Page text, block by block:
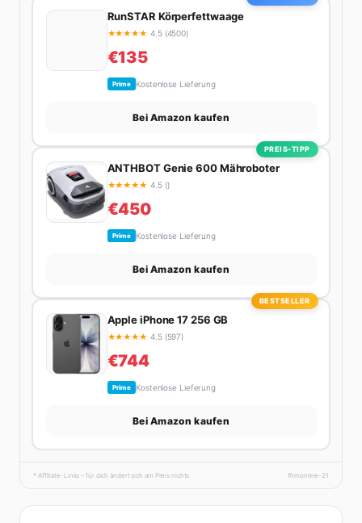
RunSTAR Körperfettwaage
★★★★★ 4.5 (4500)
€135
Prime Kostenlose Lieferung
Bei Amazon kaufen
PREIS-TIPP
ANTHBOT Genie 600 Mähroboter
★★★★★ 4.5 ()
€450
Prime Kostenlose Lieferung
Bei Amazon kaufen
BESTSELLER
Apple iPhone 17 256 GB
★★★★★ 4.5 (597)
€744
Prime Kostenlose Lieferung
Bei Amazon kaufen
* Affiliate-Links – für dich ändert sich am Preis nichts. fhmonline-21